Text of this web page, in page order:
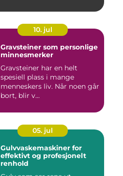
10. jul
Gravsteiner som personlige
minnesmerker
Gravsteiner har en helt
spesiell plass i mange
menneskers liv. Når noen går
bort, blir v...
05. jul
Gulvvaskemaskiner for
effektivt og profesjonelt
renhold